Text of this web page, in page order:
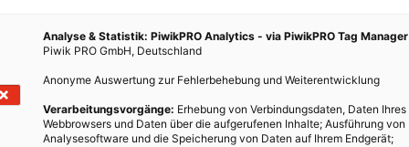
streng kontrolliert: Bio Austria und die Austria Bio Garantie
dass regionale Betriebe profitieren.
und LED‑Bühne
eine vollständig LED‑ und lasergestützte
reduziert Energieverbrauch und Abwärme erheblich. Als
Analyse & Statistik: PiwikPRO Analytics - via PiwikPRO Tag Manager
Piwik PRO GmbH, Deutschland
Anonyme Auswertung zur Fehlerbehebung und Weiterentwicklung
Verarbeitungsvorgänge: Erhebung von Verbindungsdaten, Daten Ihres
Webbrowsers und Daten über die aufgerufenen Inhalte; Ausführung von
Analysesoftware und die Speicherung von Daten auf Ihrem Endgerät;